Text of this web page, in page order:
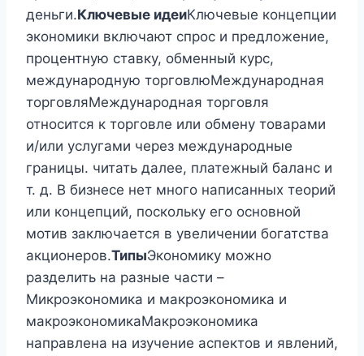
деньги.Ключевые идеиКлючевые концепции
экономики включают спрос и предложение,
процентную ставку, обменный курс,
международную торговлюМеждународная
торговляМеждународная торговля
относится к торговле или обмену товарами
и/или услугами через международные
границы. читать далее, платежный баланс и
т. д. В бизнесе нет много написанных теорий
или концепций, поскольку его основной
мотив заключается в увеличении богатства
акционеров.ТипыЭкономику можно
разделить на разные части –
Микроэкономика и макроэкономика и
макроэкономикаМакроэкономика
направлена ​​на изучение аспектов и явлений,